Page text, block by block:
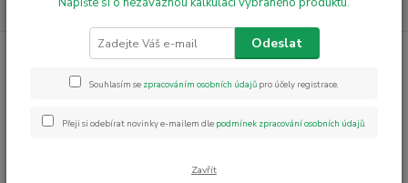
PVC podlahy HQR PVC Gerflor HQR 2219 Rough Chocolate
PVC Gerflor HQR 2219 Rough
Chocolate
Odeslat
Souhlasím se zpracováním osobních údajů pro účely registrace.
Přeji si odebírat novinky e-mailem dle podmínek zpracování osobních údajů.
Zavřít